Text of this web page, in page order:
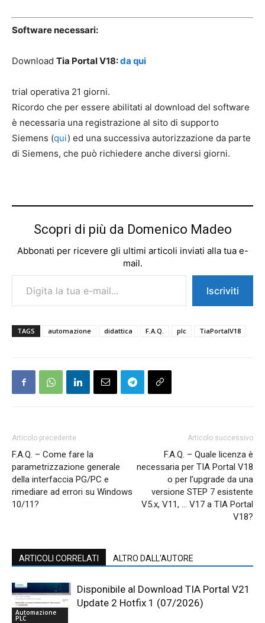
Software necessari:
Download Tia Portal V18:da qui
trial operativa 21 giorni.
Ricordo che per essere abilitati al download del software
è necessaria una registrazione al sito di supporto
Siemens (qui) ed una successiva autorizzazione da parte
di Siemens, che può richiedere anche diversi giorni.
Scopri di più da Domenico Madeo
Abbonati per ricevere gli ultimi articoli inviati alla tua e-
mail.
Digita la tua e-mail...
Iscriviti
TAGS automazione didattica F.A.Q. plc TiaPortalV18
Articolo precedente
F.A.Q. – Come fare la
parametrizzazione generale
della interfaccia PG/PC e
rimediare ad errori su Windows
10/11?
Articolo successivo
F.A.Q. – Quale licenza è
necessaria per TIA Portal V18
o per l’upgrade da una
versione STEP 7 esistente
V5.x, V11, … V17 a TIA Portal
V18?
ARTICOLI CORRELATI ALTRO DALL'AUTORE
Automazione
PLC
Disponibile al Download TIA Portal V21
Update 2 Hotfix 1 (07/2026)